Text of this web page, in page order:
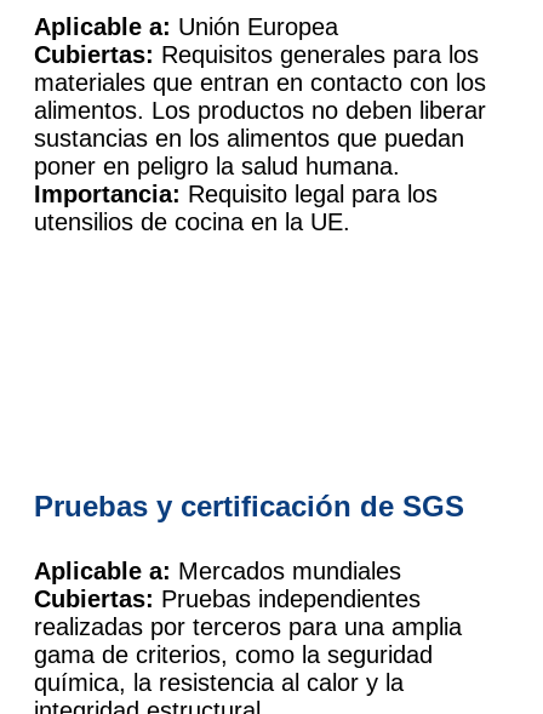
Aplicable a: Unión Europea
Cubiertas: Requisitos generales para los
materiales que entran en contacto con los
alimentos. Los productos no deben liberar
sustancias en los alimentos que puedan
poner en peligro la salud humana.
Importancia: Requisito legal para los
utensilios de cocina en la UE.
Pruebas y certificación de SGS
Aplicable a: Mercados mundiales
Cubiertas: Pruebas independientes
realizadas por terceros para una amplia
gama de criterios, como la seguridad
química, la resistencia al calor y la